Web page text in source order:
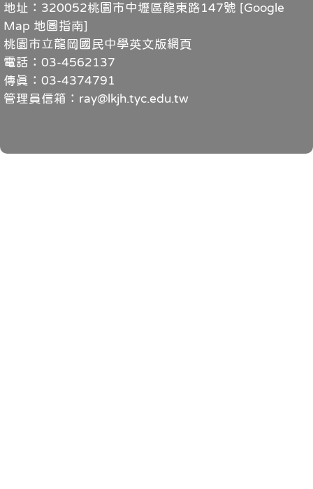
地址：320052桃園市中壢區龍東路147號 [Google
Map 地圖指南]
桃園市立龍岡國民中學英文版網頁
電話：03-4562137
傳真：03-4374791
管理員信箱：ray@lkjh.tyc.edu.tw